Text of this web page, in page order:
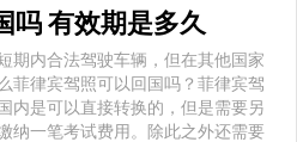
吗 有效期是多久
期内合法驾驶车辆，但在其他国家
菲律宾驾照可以回国吗？菲律宾驾
内是可以直接转换的，但是需要另
纳一笔考试费用。除此之外还需要